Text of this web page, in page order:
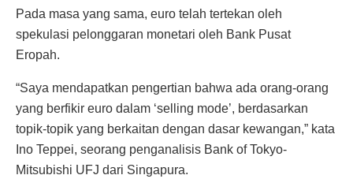
Pada masa yang sama, euro telah tertekan oleh
spekulasi pelonggaran monetari oleh Bank Pusat
Eropah.
“Saya mendapatkan pengertian bahwa ada orang-orang
yang berfikir euro dalam ‘selling mode’, berdasarkan
topik-topik yang berkaitan dengan dasar kewangan,” kata
Ino Teppei, seorang penganalisis Bank of Tokyo-
Mitsubishi UFJ dari Singapura.